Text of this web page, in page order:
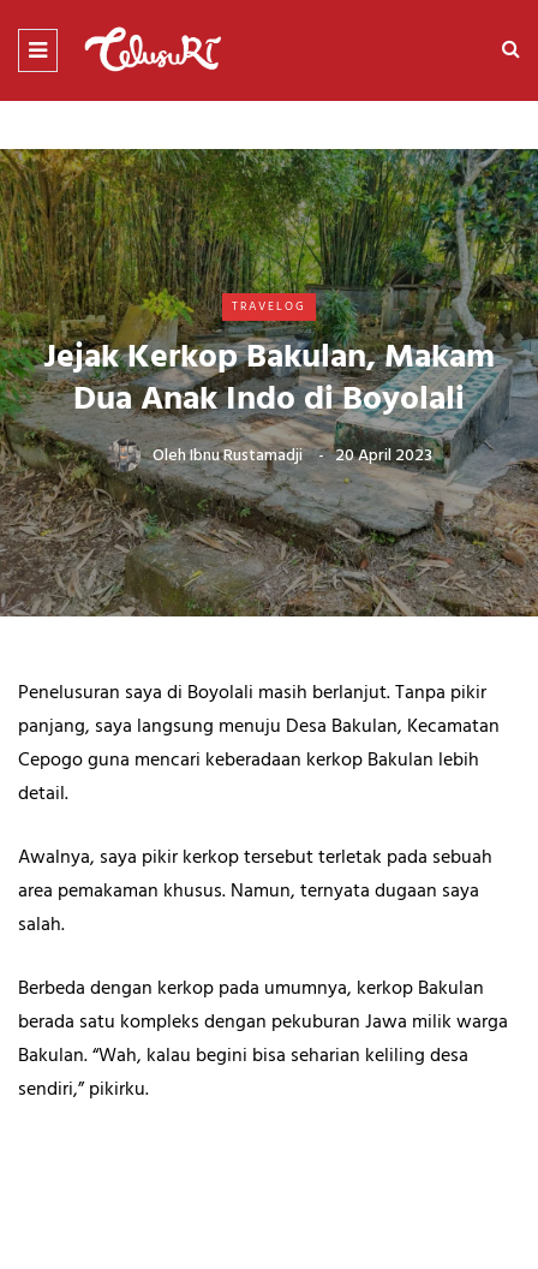
TRAVELOG
Jejak Kerkop Bakulan, Makam
Dua Anak Indo di Boyolali
OlehIbnu Rustamadji 20 April 2023
Penelusuran saya di Boyolali masih berlanjut. Tanpa pikir
panjang, saya langsung menuju Desa Bakulan, Kecamatan
Cepogo guna mencari keberadaan kerkop Bakulan lebih
detail.
Awalnya, saya pikir kerkop tersebut terletak pada sebuah
area pemakaman khusus. Namun, ternyata dugaan saya
salah.
Berbeda dengan kerkop pada umumnya, kerkop Bakulan
berada satu kompleks dengan pekuburan Jawa milik warga
Bakulan. “Wah, kalau begini bisa seharian keliling desa
sendiri,” pikirku.